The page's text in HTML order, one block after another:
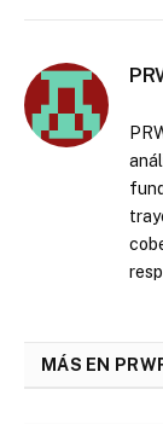
MÁS EN